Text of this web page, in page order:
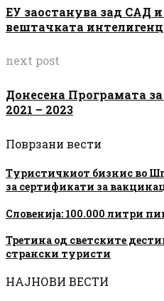
ЕУ заостанува зад САД
вештачката
next post
Донесена Програмата
2021 – 2023
Поврзани вести
Туристичкиот бизнис во
за сертификати за
Словенија: 100.000 литри
Третина од светските
странски туристи
НАЈНОВИ ВЕСТИ